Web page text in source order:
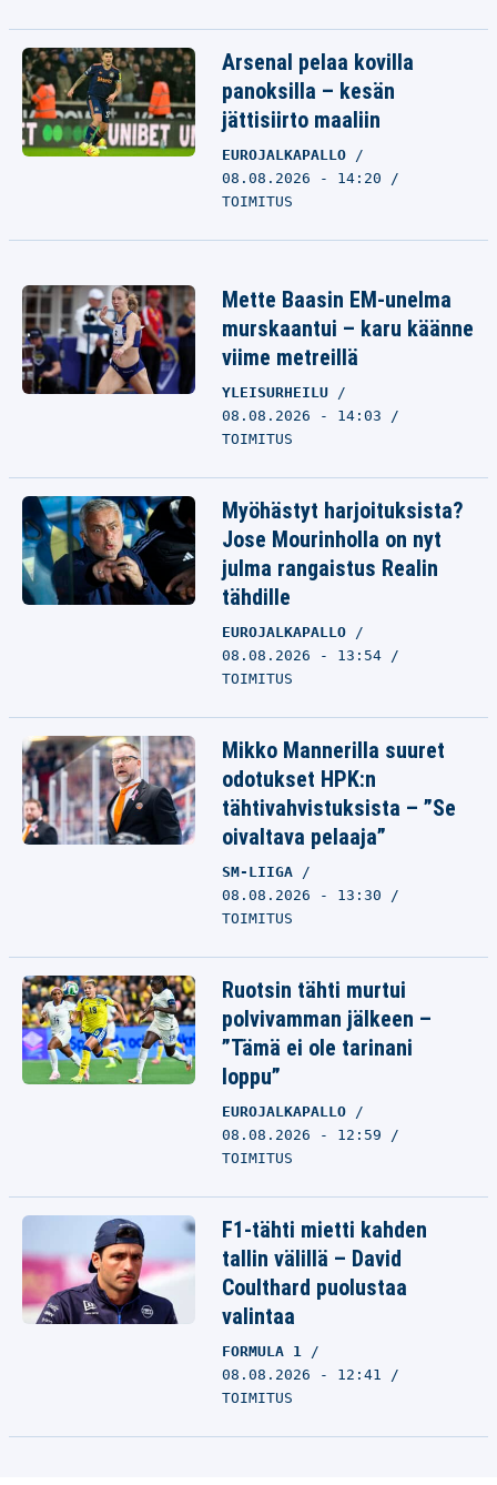
Arsenal pelaa kovilla
panoksilla – kesän
jättisiirto maaliin
EUROJALKAPALLO
08.08.2026 - 14:20
TOIMITUS
Mette Baasin EM-unelma
murskaantui – karu käänne
viime metreillä
YLEISURHEILU
08.08.2026 - 14:03
TOIMITUS
Myöhästyt harjoituksista?
Jose Mourinholla on nyt
julma rangaistus Realin
tähdille
EUROJALKAPALLO
08.08.2026 - 13:54
TOIMITUS
Mikko Mannerilla suuret
odotukset HPK:n
tähtivahvistuksista – ”Se
oivaltava pelaaja”
SM-LIIGA
08.08.2026 - 13:30
TOIMITUS
Ruotsin tähti murtui
polvivamman jälkeen –
”Tämä ei ole tarinani
loppu”
EUROJALKAPALLO
08.08.2026 - 12:59
TOIMITUS
F1-tähti mietti kahden
tallin välillä – David
Coulthard puolustaa
valintaa
FORMULA 1
08.08.2026 - 12:41
TOIMITUS